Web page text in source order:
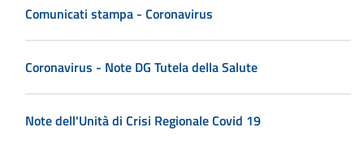
Comunicati stampa - Coronavirus
Coronavirus - Note DG Tutela della Salute
Note dell'Unità di Crisi Regionale Covid 19